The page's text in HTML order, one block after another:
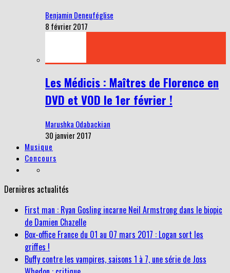
Benjamin Deneuféglise
8 février 2017
Les Médicis : Maîtres de Florence en
DVD et VOD le 1er février !
Marushka Odabackian
30 janvier 2017
Musique
Concours
Dernières actualités
First man : Ryan Gosling incarne Neil Armstrong dans le biopic
de Damien Chazelle
Box-office France du 01 au 07 mars 2017 : Logan sort les
griffes !
Buffy contre les vampires, saisons 1 à 7, une série de Joss